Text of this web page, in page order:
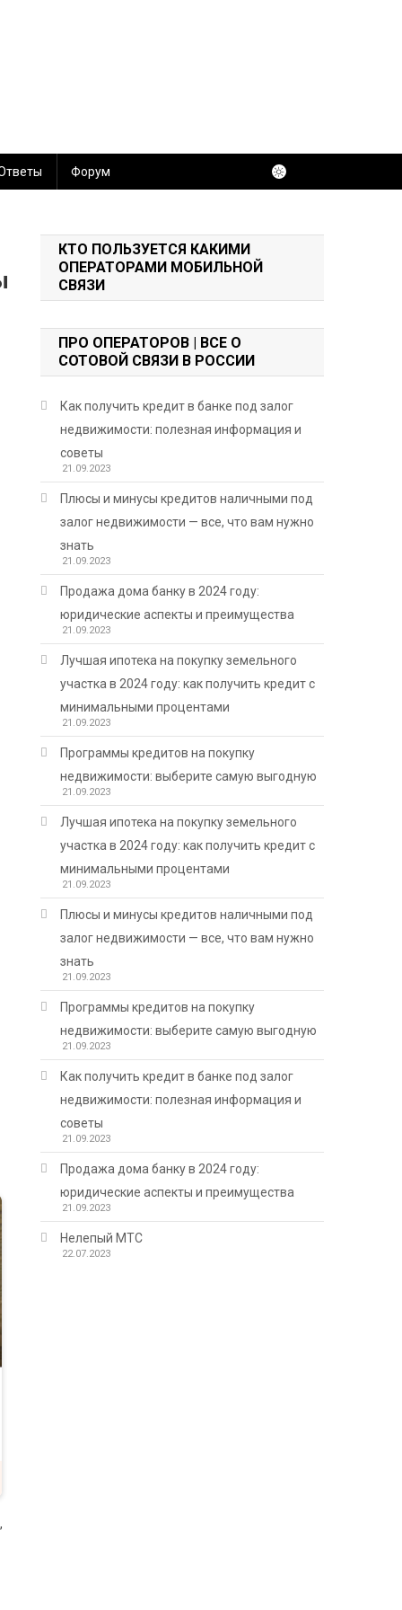
Форум
КТО ПОЛЬЗУЕТСЯ КАКИМИ
ОПЕРАТОРАМИ МОБИЛЬНОЙ
СВЯЗИ
ПРО ОПЕРАТОРОВ | ВСЕ О
СОТОВОЙ СВЯЗИ В РОССИИ
Как получить кредит в банке под залог
недвижимости: полезная информация и
советы
21.09.2023
Плюсы и минусы кредитов наличными под
залог недвижимости — все, что вам нужно
знать
21.09.2023
Продажа дома банку в 2024 году:
юридические аспекты и преимущества
21.09.2023
Лучшая ипотека на покупку земельного
участка в 2024 году: как получить кредит с
минимальными процентами
21.09.2023
Программы кредитов на покупку
недвижимости: выберите самую выгодную
21.09.2023
Лучшая ипотека на покупку земельного
участка в 2024 году: как получить кредит с
минимальными процентами
21.09.2023
Плюсы и минусы кредитов наличными под
залог недвижимости — все, что вам нужно
знать
21.09.2023
Программы кредитов на покупку
недвижимости: выберите самую выгодную
21.09.2023
Как получить кредит в банке под залог
недвижимости: полезная информация и
советы
21.09.2023
Продажа дома банку в 2024 году:
юридические аспекты и преимущества
21.09.2023
Нелепый МТС
22.07.2023